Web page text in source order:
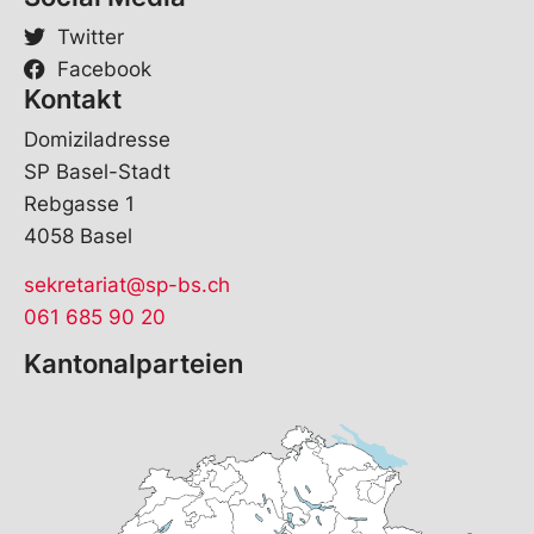
Twitter
Facebook
Kontakt
Domiziladresse
SP Basel-Stadt
Rebgasse 1
4058 Basel
sekretariat@sp-bs.ch
061 685 90 20
Kantonalparteien